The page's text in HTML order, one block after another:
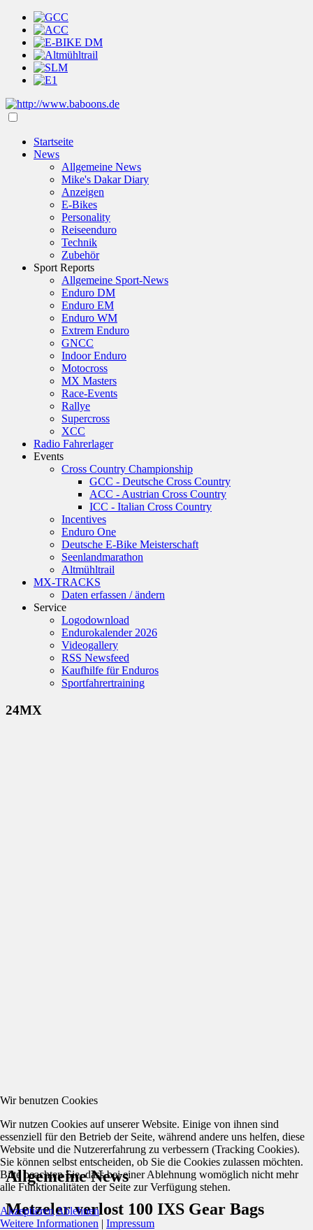
Startseite
News
Allgemeine News
Mike's Dakar Diary
Anzeigen
E-Bikes
Personality
Reiseenduro
Technik
Zubehör
Sport Reports
Allgemeine Sport-News
Enduro DM
Enduro EM
Enduro WM
Extrem Enduro
GNCC
Indoor Enduro
Motocross
MX Masters
Race-Events
Rallye
Supercross
XCC
Radio Fahrerlager
Events
Cross Country Championship
GCC - Deutsche Cross Country
ACC - Austrian Cross Country
ICC - Italian Cross Country
Incentives
Enduro One
Deutsche E-Bike Meisterschaft
Seenlandmarathon
Altmühltrail
MX-TRACKS
Daten erfassen / ändern
Service
Logodownload
Endurokalender 2026
Videogallery
RSS Newsfeed
Kaufhilfe für Enduros
Sportfahrertraining
24MX
Allgemeine News
Metzeler verlost 100 IXS Gear Bags
Wir benutzen Cookies
Wir nutzen Cookies auf unserer Website. Einige von ihnen sind
essenziell für den Betrieb der Seite, während andere uns helfen, diese
Website und die Nutzererfahrung zu verbessern (Tracking Cookies).
Sie können selbst entscheiden, ob Sie die Cookies zulassen möchten.
Bitte beachten Sie, dass bei einer Ablehnung womöglich nicht mehr
alle Funktionalitäten der Seite zur Verfügung stehen.
Akzeptieren Ablehnen
Weitere Informationen | Impressum